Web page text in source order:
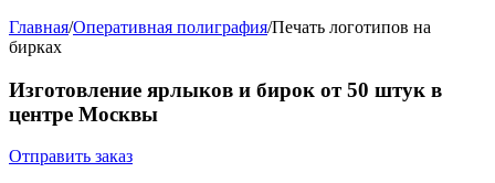
Главная/Оперативная полиграфия/Печать логотипов на
бирках
Изготовление ярлыков и бирок от 50 штук в
центре Москвы
Отправить заказ